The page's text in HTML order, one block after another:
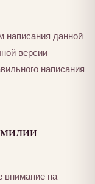
написания данной
версии
написания
внимание на